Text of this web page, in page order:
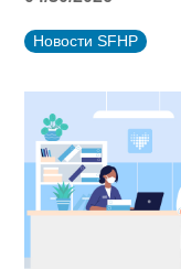
Новости SFHP